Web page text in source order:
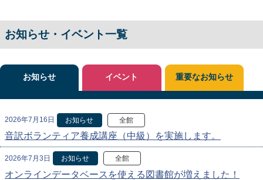
お知らせ・イベント一覧
お知らせ
2026年7月16日 お知らせ 全館
音訳ボランティア養成講座（中級）を実施します。
2026年7月3日 お知らせ 全館
オンラインデータベースを使える図書館が増えました！
イベント 重要なお知らせ